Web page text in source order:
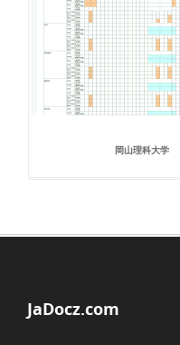
岡山理科大学
JaDocz.com